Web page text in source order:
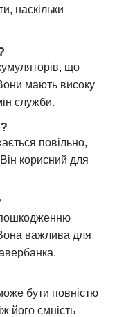
наскільки
що
мають високу
служби.
повільно,
корисний для
пошкодженню
важлива для
бути повністю
його ємність